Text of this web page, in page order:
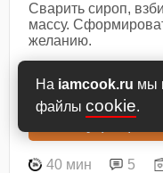
На iamcook.ru мы
файлы cookie.
Сварить сироп,
массу.
желанию.
В книгу
40 мин 5